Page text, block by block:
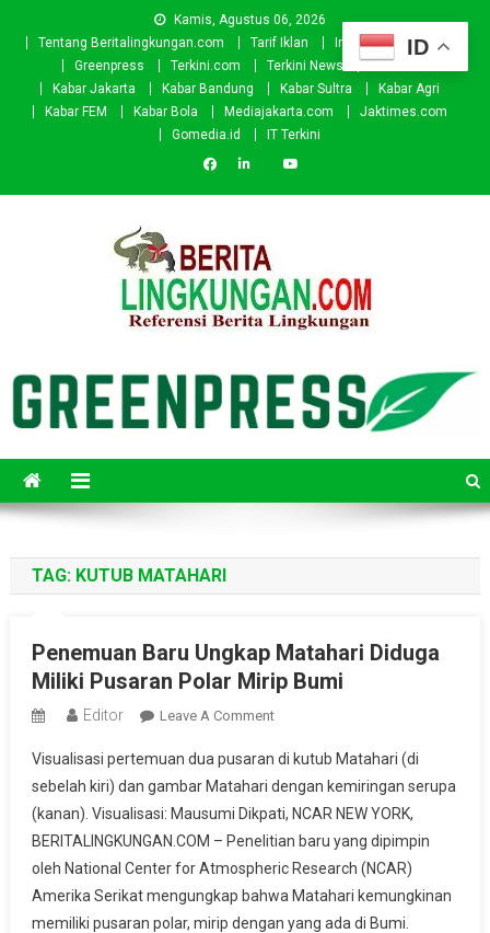
Kamis, Agustus 06, 2026
Tentang Beritalingkungan.com
Tarif Iklan Investor
Donasi
Greenpress
Terkini.com Terkini News
Kabar.id
Kabar Jakarta
Kabar Bandung Kabar Sultra
Kabar Agri
Kabar FEM
Kabar Bola Mediajakarta.com
Jaktimes.com
Gomedia.id
IT Terkini
TAG: KUTUB MATAHARI
Penemuan Baru Ungkap Matahari Diduga
Miliki Pusaran Polar Mirip Bumi
Editor Leave A CommentOn
Baru
Ungkap
Matahari
Diduga
Miliki
Pusaran
Visualisasi pertemuan dua pusaran di kutub Matahari (di
sebelah kiri) dan gambar Matahari dengan kemiringan serupa
(kanan). Visualisasi: Mausumi Dikpati, NCAR NEW YORK,
BERITALINGKUNGAN.COM – Penelitian baru yang dipimpin
oleh National Center for Atmospheric Research (NCAR)
Amerika Serikat mengungkap bahwa Matahari kemungkinan
memiliki pusaran polar, mirip dengan yang ada di Bumi.
ID